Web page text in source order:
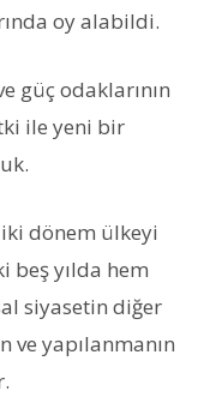
oy alabildi.
güç odaklarının
ile yeni bir
dönem ülkeyi
beş yılda hem
siyasetin diğer
ve yapılanmanın